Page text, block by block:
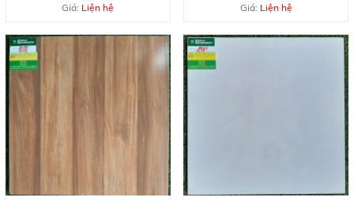
Giá: Liện hệ Giá: Liện hệ